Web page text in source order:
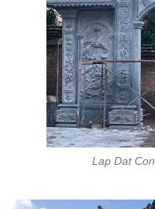
Lap Dat